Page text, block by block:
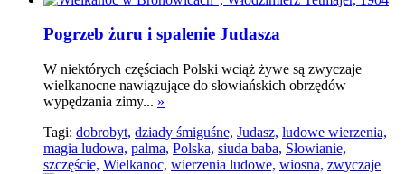
Pogrzeb żuru i spalenie Judasza
W niektórych częściach Polski wciąż żywe są zwyczaje
wielkanocne nawiązujące do słowiańskich obrzędów
wypędzania zimy... »
Tagi: dobrobyt, dziady śmiguśne, Judasz, ludowe wierzenia,
magia ludowa, palma, Polska, siuda baba, Słowianie,
szczęście, Wielkanoc, wierzenia ludowe, wiosna, zwyczaje